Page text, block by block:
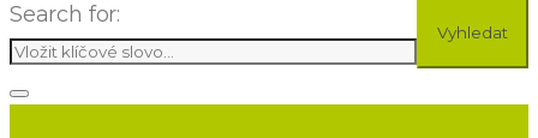
Search for:
Vyhledat